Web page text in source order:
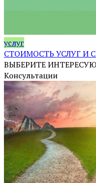
услуг
СТОИМОСТЬ УСЛУГ И
ВЫБЕРИТЕ
Консультации